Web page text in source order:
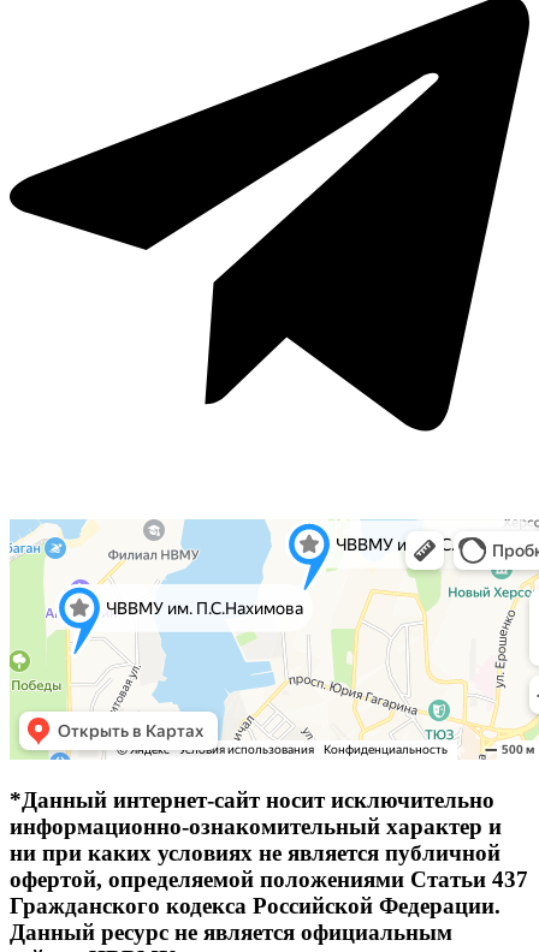
*Данный интернет-сайт носит исключительно
информационно-ознакомительный характер и
ни при каких условиях не является публичной
офертой, определяемой положениями Статьи 437
Гражданского кодекса Российской Федерации.
Данный ресурс не является официальным